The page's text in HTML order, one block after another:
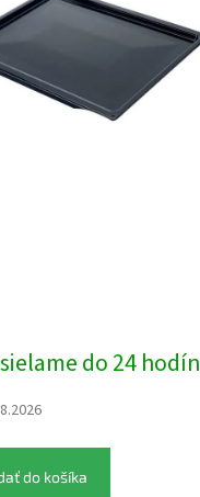
do 24 hodín
do košíka